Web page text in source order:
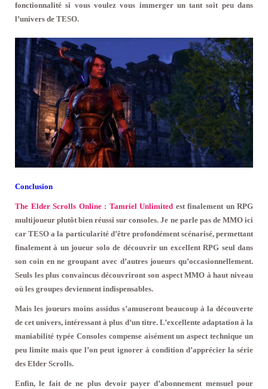
fonctionnalité si vous voulez vous immerger un tant soit peu dans
l’univers de TESO.
Conclusion
The Elder Scrolls Online : Tamriel Unlimited est finalement un RPG
multijoueur plutôt bien réussi sur consoles. Je ne parle pas de MMO ici
car TESO a la particularité d’être profondément scénarisé, permettant
finalement à un joueur solo de découvrir un excellent RPG seul dans
son coin en ne groupant avec d’autres joueurs qu’occasionnellement.
Seuls les plus convaincus découvriront son aspect MMO à haut niveau
où les groupes deviennent indispensables.
Mais les joueurs moins assidus s’amuseront beaucoup à la découverte
de cet univers, intéressant à plus d’un titre. L’excellente adaptation à la
maniabilité typée Consoles compense aisément un aspect technique un
peu limite mais que l’on peut ignorer à condition d’apprécier la série
des Elder Scrolls.
Enfin, le fait de ne plus devoir payer d’abonnement mensuel pour